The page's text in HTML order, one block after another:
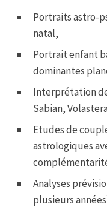
Portraits astro-
natal,
Portrait enfant
dominantes
Interprétation
Sabian,
Etudes de
astrologiques
Analyses
plusieurs